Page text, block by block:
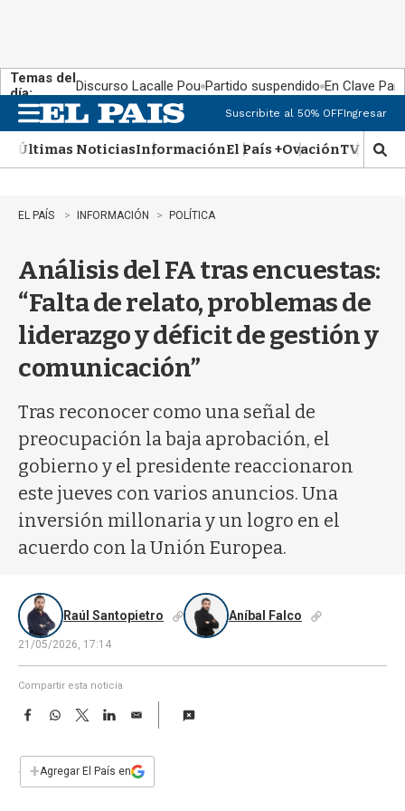
Temas del
día:
Discurso Lacalle Pou Partido suspendido En Clave País
n
u
Suscribite al 50% OFFIngresar
Últimas NoticiasInformaciónEl País +OvaciónTV Show
M
o
r
b
EL PAÍS INFORMACIÓN POLÍTICA
Análisis del FA tras encuestas:
“Falta de relato, problemas de
liderazgo y déficit de gestión y
comunicación”
Tras reconocer como una señal de
preocupación la baja aprobación, el
gobierno y el presidente reaccionaron
este jueves con varios anuncios. Una
inversión millonaria y un logro en el
acuerdo con la Unión Europea.
Raúl Santopietro Aníbal Falco
21/05/2026, 17:14
Compartir esta noticia
F
e
b
W
s
T
w
t
L
E
i
l
+Agregar El País en